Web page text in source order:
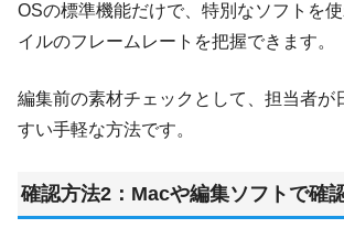
OSの標準機能だけで、特別なソフトを
イルのフレームレートを把握できます。
編集前の素材チェックとして、担当者が
すい手軽な方法です。
確認方法2：Macや編集ソフトで確